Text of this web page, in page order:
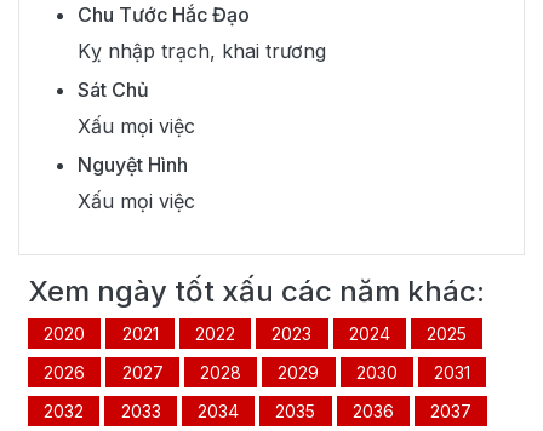
Chu Tước Hắc Đạo
Kỵ nhập trạch, khai trương
Sát Chủ
Xấu mọi việc
Nguyệt Hình
Xấu mọi việc
Xem ngày tốt xấu các năm khác:
2020 2021 2022 2023 2024
2025
2026
2027 2028 2029 2030
2031
2032
2033 2034 2035 2036
2037